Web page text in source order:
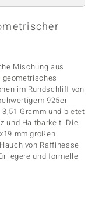
Mischung aus
im Rundschliff von
925er
Gramm und bietet
und Haltbarkeit. Die
mm großen
von Raffinesse
legere und formelle